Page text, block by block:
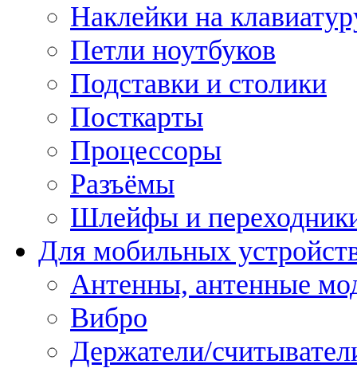
Наклейки на
Петли ноутбуков
Подставки и столики
Посткарты
Процессоры
Разъёмы
Шлейфы и
Для мобильных
Антенны, антенные
Вибро
Держатели/